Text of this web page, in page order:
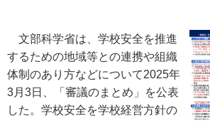
文部科学省は、学校安全を推進
するための地域等との連携や組織
体制のあり方などについて2025年
3月3日、「審議のまとめ」を公表
した。学校安全を学校経営方針の